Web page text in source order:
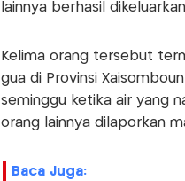
lainnya berhasil
Kelima orang tersebut
gua di Provinsi
seminggu ketika air yang
orang lainnya dilaporkan
Baca Juga: